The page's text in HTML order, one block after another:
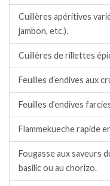
Cuillères apéritives
jambon, etc.).
Cuillères de rillettes
Feuilles d’endives aux
Feuilles d’endives
Flammekueche rapide
Fougasse aux saveurs
basilic ou au chorizo.